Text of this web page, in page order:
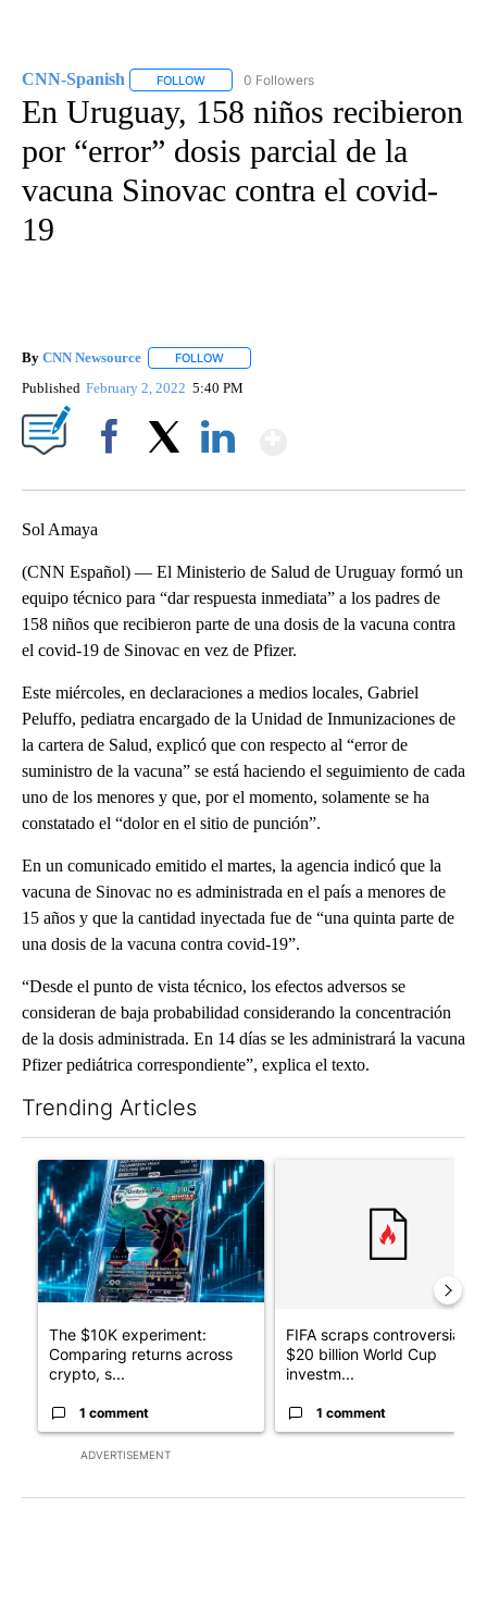
CNN-Spanish FOLLOW FOLLOW "CNN-SPANISH" TO RECEIVE
0 Followers
En Uruguay, 158 niños recibieron
por “error” dosis parcial de la
vacuna Sinovac contra el covid-
19
By CNN Newsource FOLLOW
Published February 2, 2022 5:40 PM
Sol Amaya
(CNN Español) — El Ministerio de Salud de Uruguay formó un
equipo técnico para “dar respuesta inmediata” a los padres de
158 niños que recibieron parte de una dosis de la vacuna contra
el covid-19 de Sinovac en vez de Pfizer.
Este miércoles, en declaraciones a medios locales, Gabriel
Peluffo, pediatra encargado de la Unidad de Inmunizaciones de
la cartera de Salud, explicó que con respecto al “error de
suministro de la vacuna” se está haciendo el seguimiento de cada
uno de los menores y que, por el momento, solamente se ha
constatado el “dolor en el sitio de punción”.
En un comunicado emitido el martes, la agencia indicó que la
vacuna de Sinovac no es administrada en el país a menores de
15 años y que la cantidad inyectada fue de “una quinta parte de
una dosis de la vacuna contra covid-19”.
“Desde el punto de vista técnico, los efectos adversos se
consideran de baja probabilidad considerando la concentración
de la dosis administrada. En 14 días se les administrará la vacuna
Pfizer pediátrica correspondiente”, explica el texto.
Trending Articles
ADVERTISEMENT
A trending article titled "The $10K experiment: Comparing
The $10K experiment:
Comparing returns across
crypto, s...
1 comment
FIFA scraps controversial
$20 billion World Cup
investm...
1 comment